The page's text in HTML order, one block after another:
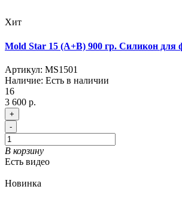
Хит
Mold Star 15 (A+B) 900 гр. Силикон для
Артикул: MS1501
Наличие: Есть в наличии
16
3 600 р.
+
-
В корзину
Есть видео
Новинка